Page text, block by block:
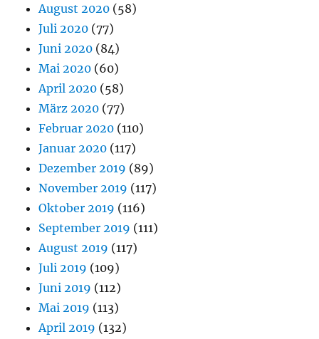
August 2020 (58)
Juli 2020 (77)
Juni 2020 (84)
Mai 2020 (60)
April 2020 (58)
März 2020 (77)
Februar 2020 (110)
Januar 2020 (117)
Dezember 2019 (89)
November 2019 (117)
Oktober 2019 (116)
September 2019 (111)
August 2019 (117)
Juli 2019 (109)
Juni 2019 (112)
Mai 2019 (113)
April 2019 (132)